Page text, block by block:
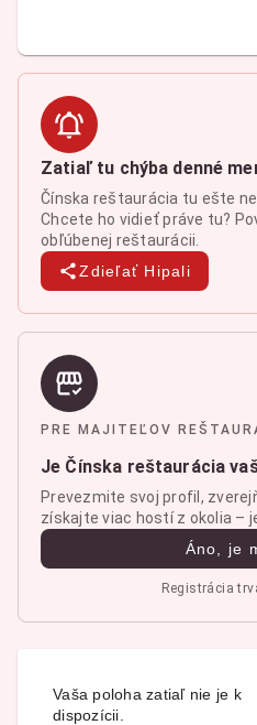
Zatiaľ tu chýba denné
Čínska reštaurácia tu ešte
Chcete ho vidieť práve tu?
obľúbenej reštaurácii.
Zdieľať Hipali
PRE MAJITEĽOV
Je Čínska reštaurácia
Prevezmite svoj profil,
získajte viac hostí z okolia –
Áno, je
Registrácia
Vaša poloha zatiaľ nie je k
dispozícii.